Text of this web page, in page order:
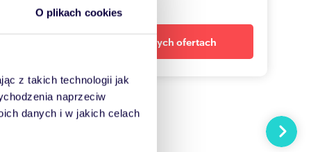
O plikach cookies
z takich technologii jak
naprzeciw
danych i w jakich celach
Powiadom o nowych ofertach